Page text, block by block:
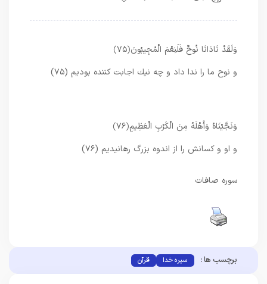
وَلَقَدْ نَادَانَا نُوحٌ فَلَنِعْمَ الْمُجِيبُونَ﴿۷۵﴾
و نوح ما را ندا داد و چه نيك اجابت‏ كننده بوديم (۷۵)
وَنَجَّيْنَاهُ وَأَهْلَهُ مِنَ الْكَرْبِ الْعَظِيمِ﴿۷۶﴾
و او و كسانش را از اندوه بزرگ رهانيديم (۷۶)
سوره صافات
برچسب ها : سیره خدا قرآن